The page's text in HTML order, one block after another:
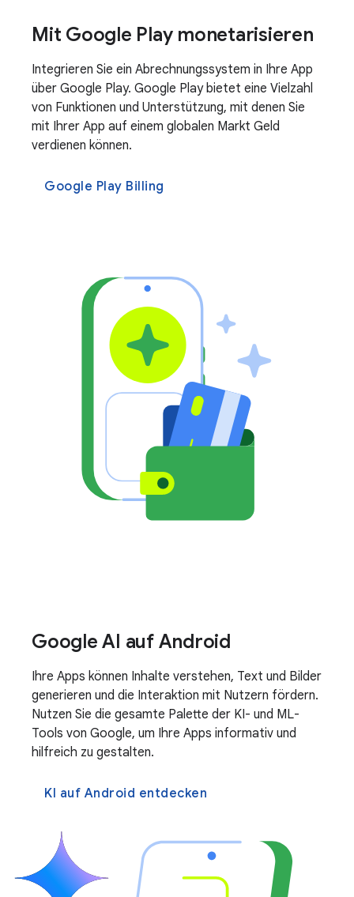
Mit Google Play monetarisieren
Integrieren Sie ein Abrechnungssystem in Ihre App
über Google Play. Google Play bietet eine Vielzahl
von Funktionen und Unterstützung, mit denen Sie
mit Ihrer App auf einem globalen Markt Geld
verdienen können.
Google Play Billing
Google AI auf Android
Ihre Apps können Inhalte verstehen, Text und Bilder
generieren und die Interaktion mit Nutzern fördern.
Nutzen Sie die gesamte Palette der KI- und ML-
Tools von Google, um Ihre Apps informativ und
hilfreich zu gestalten.
KI auf Android entdecken